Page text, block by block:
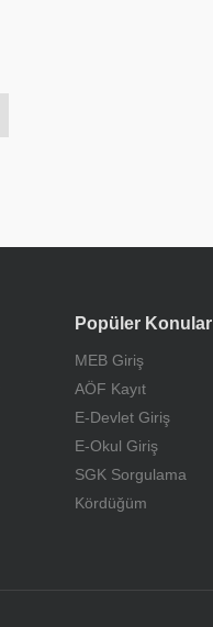
Popüler Konular
MEB Giriş
AÖF Kayıt
E-Devlet Giriş
E-Okul Giriş
SGK Sorgulama
Kördüğüm